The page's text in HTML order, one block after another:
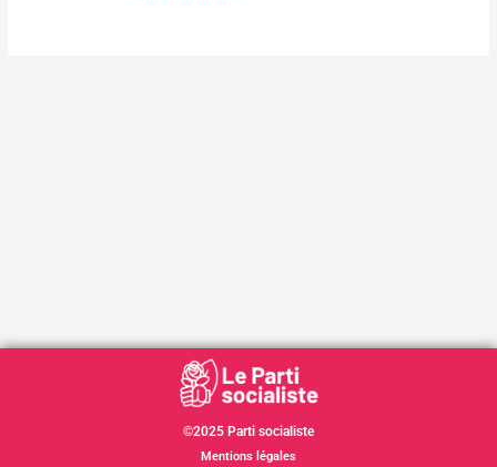
©2025 Parti socialiste
Mentions légales